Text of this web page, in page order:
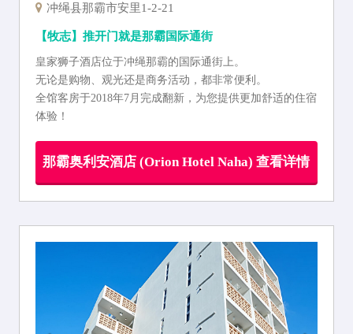
冲绳县那霸市安里1-2-21
【牧志】推开门就是那霸国际通街
皇家狮子酒店位于冲绳那霸的国际通街上。
无论是购物、观光还是商务活动，都非常便利。
全馆客房于2018年7月完成翻新，为您提供更加舒适的住宿
体验！
那霸奥利安酒店 (Orion Hotel Naha) 查看详情